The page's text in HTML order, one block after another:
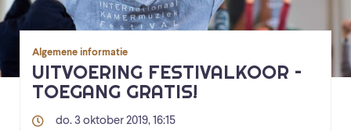
Algemene informatie
UITVOERING FESTIVALKOOR –
TOEGANG GRATIS!
do. 3 oktober 2019, 16:15